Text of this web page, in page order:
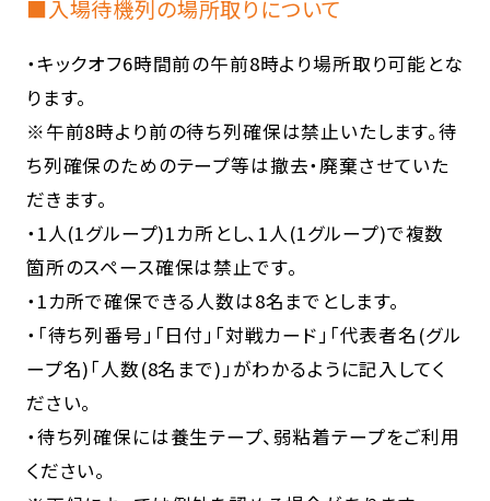
■入場待機列の場所取りについて
・キックオフ6時間前の午前8時より場所取り可能とな
ります。
※午前8時より前の待ち列確保は禁止いたします。待
ち列確保のためのテープ等は撤去・廃棄させていた
だきます。
・1人(1グループ)1カ所とし、1人(1グループ)で複数
箇所のスペース確保は禁止です。
・1カ所で確保できる人数は8名までとします。
・「待ち列番号」「日付」「対戦カード」「代表者名(グル
ープ名)「人数(8名まで)」がわかるように記入してく
ださい。
・待ち列確保には養生テープ、弱粘着テープをご利用
ください。